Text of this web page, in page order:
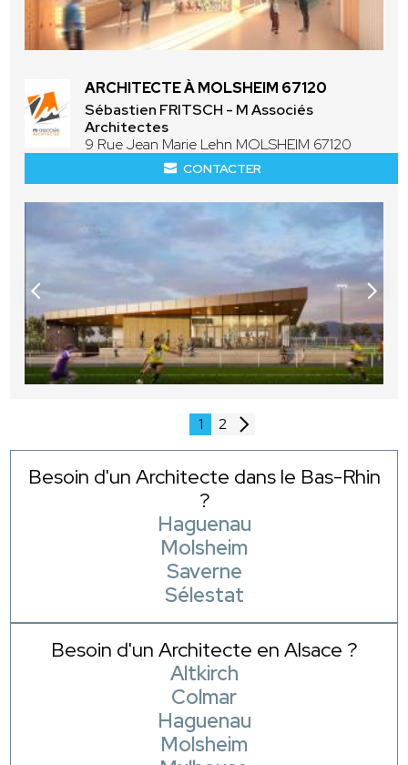
ARCHITECTE À MOLSHEIM 67120
Sébastien FRITSCH - M Associés
Architectes
9 Rue Jean Marie Lehn MOLSHEIM 67120
CONTACTER
1 2
Besoin d'un Architecte dans le Bas-Rhin
?
Haguenau
Molsheim
Saverne
Sélestat
Besoin d'un Architecte en Alsace ?
Altkirch
Colmar
Haguenau
Molsheim